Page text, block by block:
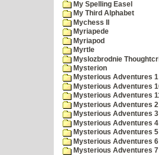
My Spelling Easel
My Third Alphabet
Mychess II
Myriapede
Myriapod
Myrtle
Myslozbrodnie
Mysterion
Mysterious Adventures
Mysterious Adventures
Mysterious Adventures
Mysterious Adventures
Mysterious Adventures
Mysterious Adventures
Mysterious Adventures
Mysterious Adventures
Mysterious Adventures